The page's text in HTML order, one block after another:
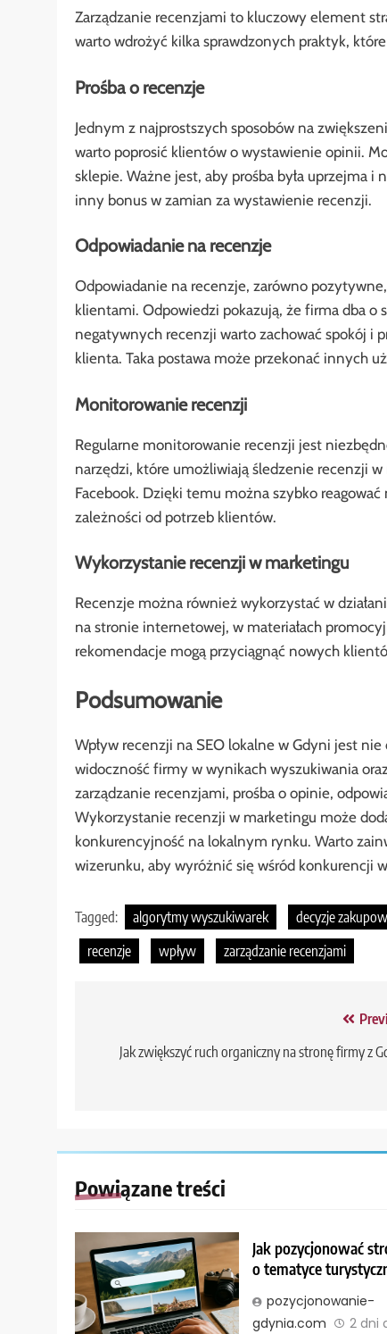
Zarządzanie recenzjami to kluczowy element
warto wdrożyć kilka sprawdzonych praktyk,
Prośba o recenzje
Jednym z najprostszych sposobów na
warto poprosić klientów o wystawienie opinii.
sklepie. Ważne jest, aby prośba była uprzejma
inny bonus w zamian za wystawienie recenzji.
Odpowiadanie na recenzje
Odpowiadanie na recenzje, zarówno
klientami. Odpowiedzi pokazują, że firma dba
negatywnych recenzji warto zachować spokój i
klienta. Taka postawa może przekonać innych
Monitorowanie recenzji
Regularne monitorowanie recenzji jest
narzędzi, które umożliwiają śledzenie recenzji
Facebook. Dzięki temu można szybko
zależności od potrzeb klientów.
Wykorzystanie recenzji w marketingu
Recenzje można również wykorzystać w
na stronie internetowej, w materiałach
rekomendacje mogą przyciągnąć nowych
Podsumowanie
Wpływ recenzji na SEO lokalne w Gdyni jest
widoczność firmy w wynikach wyszukiwania
zarządzanie recenzjami, prośba o opinie,
Wykorzystanie recenzji w marketingu może
konkurencyjność na lokalnym rynku. Warto
wizerunku, aby wyróżnić się wśród konkurencji
Tagged: algorytmy wyszukiwarek decyzje
recenzje
wpływ zarządzanie recenzjami
wpisu
Jak zwiększyć ruch organiczny na stronę firmy z
Powiązane treści
Jak pozycjonować
o tematyce
pozycjonowanie-
gdynia.com
2 dni